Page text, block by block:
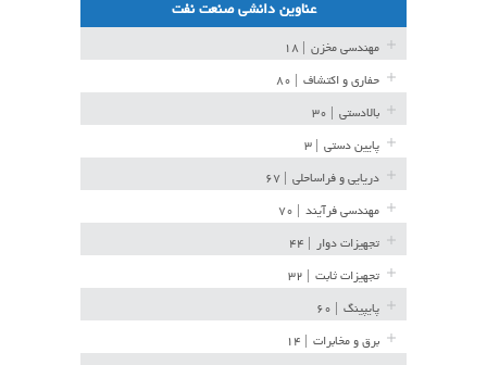
عناوین دانشی صنعت نفت
مهندسی مخزن
حفاری و اکتشاف
بالادستی
پایین دستی
دریایی و فراساحلی
مهندسی فرآیند
تجهیزات دوار
تجهیزات ثابت
پایپینگ
برق و مخابرات